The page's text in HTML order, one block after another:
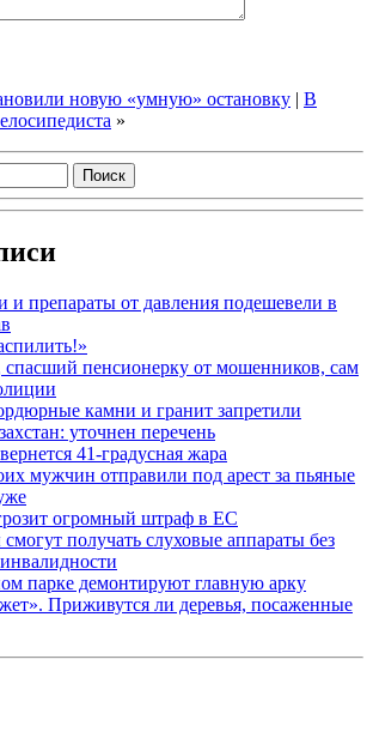
новую «умную» остановку | В
»
и препараты от давления подешевели в
спасший пенсионерку от мошенников, сам
камни и гранит запретили
уточнен перечень
41-градусная жара
мужчин отправили под арест за пьяные
огромный штраф в ЕС
получать слуховые аппараты без
парке демонтируют главную арку
Приживутся ли деревья, посаженные